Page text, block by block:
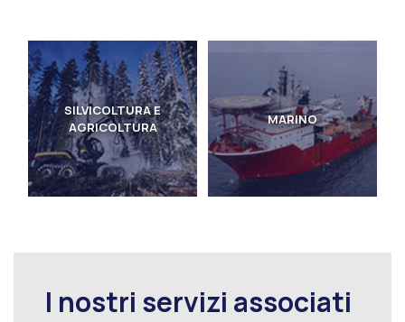
SILVICOLTURA E
AGRICOLTURA
MARINO
I nostri servizi associati